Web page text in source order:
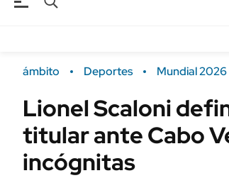
Campo
FINANZAS
Dólar
Seguros
ámbito Deportes Mundial 2026
Lionel Scaloni
titular ante Cabo
incógnitas